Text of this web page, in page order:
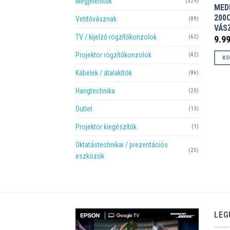
Vetítővásznak (89)
TV / kijelző rögzítőkonzolok (62)
Projektor rögzítőkonzolok (42)
Kábelek / átalakítók (86)
Hangtechnika (20)
Outlet (13)
Projektor kiegészítők (1)
Oktatástechnikai / prezentációs
eszközök
(25)